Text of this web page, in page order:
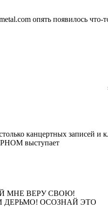
опять появилось что-
канцертных записей и
выступает
МНЕ ВЕРУ СВОЮ!
ДЕРЬМО! ОСОЗНАЙ ЭТО